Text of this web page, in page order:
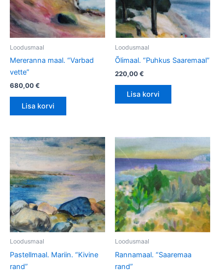
Loodusmaal
Mereranna maal. “Varbad
vette”
680,00€
Lisa korvi
Loodusmaal
Õlimaal. “Puhkus Saaremaal”
220,00€
Lisa korvi
Loodusmaal
Pastellmaal. Mariin. “Kivine
rand”
Loodusmaal
Rannamaal. “Saaremaa
rand”